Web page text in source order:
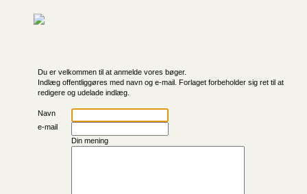
Du er velkommen til at anmelde vores bøger.
Indlæg offentliggøres med navn og e-mail. Forlaget forbeholder sig ret til at
redigere og udelade indlæg.
Navn
e-mail
Din mening